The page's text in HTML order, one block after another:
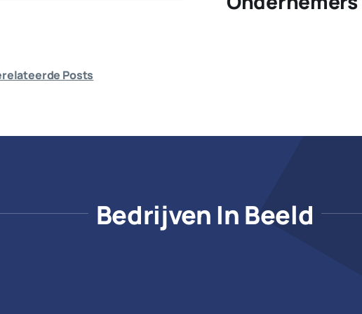
Posts
Bedrijven In Beeld